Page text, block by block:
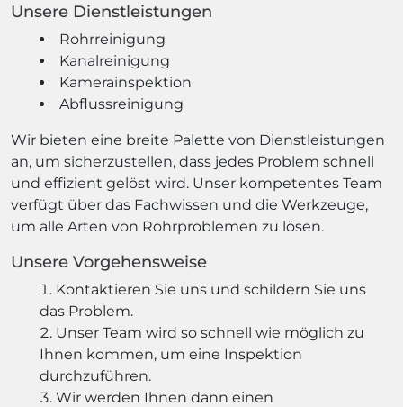
Unsere Dienstleistungen
Rohrreinigung
Kanalreinigung
Kamerainspektion
Abflussreinigung
Wir bieten eine breite Palette von Dienstleistungen
an, um sicherzustellen, dass jedes Problem schnell
und effizient gelöst wird. Unser kompetentes Team
verfügt über das Fachwissen und die Werkzeuge,
um alle Arten von Rohrproblemen zu lösen.
Unsere Vorgehensweise
Kontaktieren Sie uns und schildern Sie uns
das Problem.
Unser Team wird so schnell wie möglich zu
Ihnen kommen, um eine Inspektion
durchzuführen.
Wir werden Ihnen dann einen